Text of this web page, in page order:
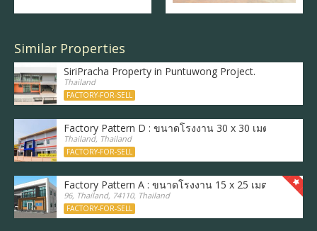
Similar Properties
SiriPracha Property in Puntuwong Project.
Thailand
FACTORY-FOR-SELL
Factory Pattern D : ขนาดโรงงาน 30 x 30 เมตร (ซอยวัด
Thailand, Thailand
FACTORY-FOR-SELL
Factory Pattern A : ขนาดโรงงาน 15 x 25 เมตร, พื้นที่ใช้
96, Thailand, 74110, Thailand
FACTORY-FOR-SELL